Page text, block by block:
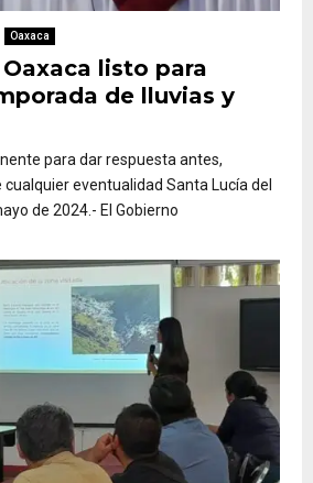
Oaxaca
listo para
de lluvias y
para dar respuesta antes,
eventualidad Santa Lucía del
de 2024.- El Gobierno